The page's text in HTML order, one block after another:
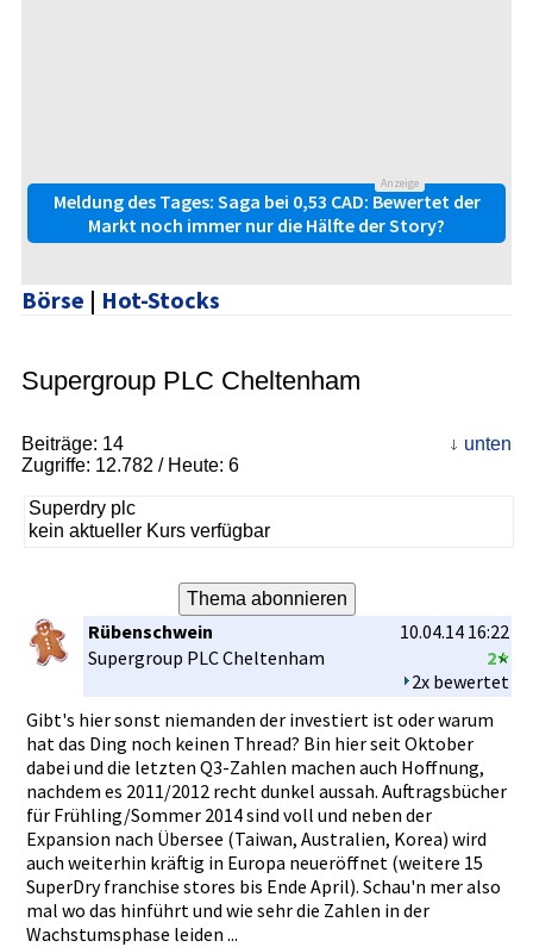
Anzeige
Meldung des Tages: Saga bei 0,53 CAD: Bewertet der
Markt noch immer nur die Hälfte der Story?
Börse | Hot-Stocks
Supergroup PLC Cheltenham
Beiträge: 14
Zugriffe: 12.782 / Heute: 6
unten
Superdry plc
kein aktueller Kurs verfügbar
Rübenschwein
10.04.14 16:22
2
2x bewertet
Supergroup­ PLC Cheltenham­
Gibt's hier sonst niemanden der investiert­ ist oder warum
hat das Ding noch keinen Thread? Bin hier seit Oktober
dabei und die letzten Q3-Zahlen machen auch Hoffnung,
nachdem es 2011/2012 recht dunkel aussah. Auftragsbü­cher
für Frühling/S­ommer 2014 sind voll und neben der
Expansion nach Übersee (Taiwan, Australien­, Korea) wird
auch weiterhin kräftig in Europa neueröffne­t (weitere 15
SuperDry franchise stores bis Ende April). Schau'n mer also
mal wo das hinführt und wie sehr die Zahlen in der
Wachstumsp­hase leiden ...